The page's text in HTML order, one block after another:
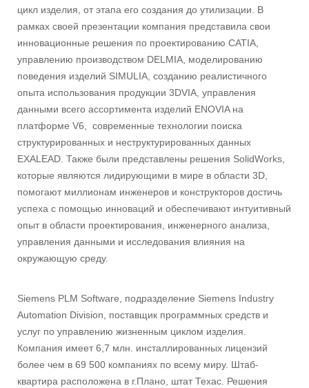
цикл изделия, от этапа его создания до утилизации. В
рамках своей презентации компания представила свои
инновационные решения по проектированию CATIA,
управлению производством DELMIA, моделированию
поведения изделий SIMULIA, созданию реалистичного
опыта использования продукции 3DVIA, управления
данными всего ассортимента изделий ENOVIA на
платформе V6, современные технологии поиска
структурированных и неструктурированных данных
EXALEAD. Также были представлены решения SolidWorks,
которые являются лидирующими в мире в области 3D,
помогают миллионам инженеров и конструкторов достичь
успеха с помощью инноваций и обеспечивают интуитивный
опыт в области проектирования, инженерного анализа,
управления данными и исследования влияния на
окружающую среду.
Siemens PLM Software, подразделение Siemens Industry
Automation Division, поставщик программных средств и
услуг по управлению жизненным циклом изделия.
Компания имеет 6,7 млн. инсталлированных лицензий
более чем в 69 500 компаниях по всему миру. Штаб-
квартира расположена в г.Плано, штат Техас. Решения